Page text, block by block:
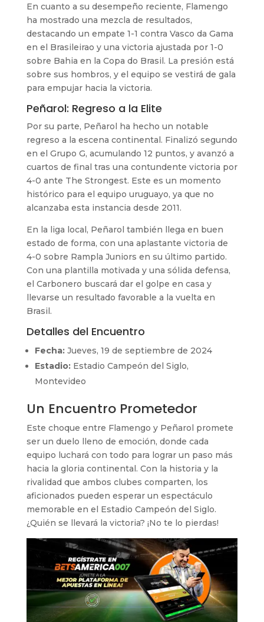
En cuanto a su desempeño reciente, Flamengo
ha mostrado una mezcla de resultados,
destacando un empate 1-1 contra Vasco da Gama
en el Brasileirao y una victoria ajustada por 1-0
sobre Bahia en la Copa do Brasil. La presión está
sobre sus hombros, y el equipo se vestirá de gala
para empujar hacia la victoria.
Peñarol: Regreso a la Elite
Por su parte, Peñarol ha hecho un notable
regreso a la escena continental. Finalizó segundo
en el Grupo G, acumulando 12 puntos, y avanzó a
cuartos de final tras una contundente victoria por
4-0 ante The Strongest. Este es un momento
histórico para el equipo uruguayo, ya que no
alcanzaba esta instancia desde 2011.
En la liga local, Peñarol también llega en buen
estado de forma, con una aplastante victoria de
4-0 sobre Rampla Juniors en su último partido.
Con una plantilla motivada y una sólida defensa,
el Carbonero buscará dar el golpe en casa y
llevarse un resultado favorable a la vuelta en
Brasil.
Detalles del Encuentro
Fecha:Jueves, 19 de septiembre de 2024
Estadio:Estadio Campeón del Siglo,
Montevideo
Un Encuentro Prometedor
Este choque entre Flamengo y Peñarol promete
ser un duelo lleno de emoción, donde cada
equipo luchará con todo para lograr un paso más
hacia la gloria continental. Con la historia y la
rivalidad que ambos clubes comparten, los
aficionados pueden esperar un espectáculo
memorable en el Estadio Campeón del Siglo.
¿Quién se llevará la victoria? ¡No te lo pierdas!